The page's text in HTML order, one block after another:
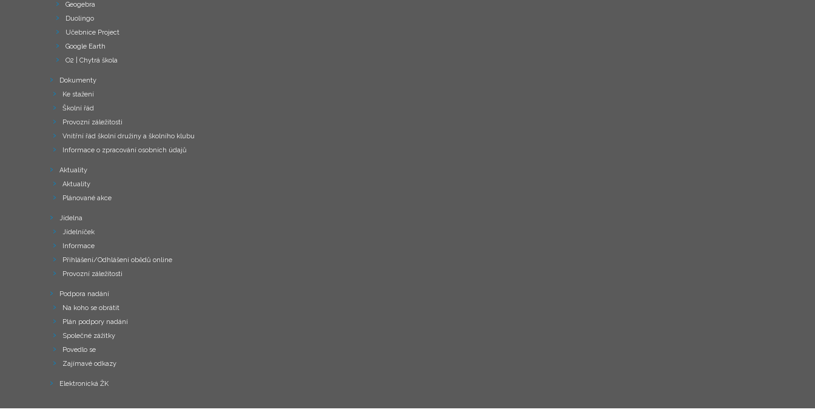
Geogebra
Duolingo
Učebnice Project
Google Earth
O2 | Chytrá škola
Dokumenty
Ke stažení
Školní řád
Provozní záležitosti
Vnitřní řád školní družiny a školního klubu
Informace o zpracování osobních údajů
Aktuality
Aktuality
Plánované akce
Jídelna
Jídelníček
Informace
Přihlášení/Odhlášení obědů online
Provozní záležitosti
Podpora nadání
Na koho se obrátit
Plán podpory nadání
Společné zážitky
Povedlo se
Zajímavé odkazy
Elektronická ŽK